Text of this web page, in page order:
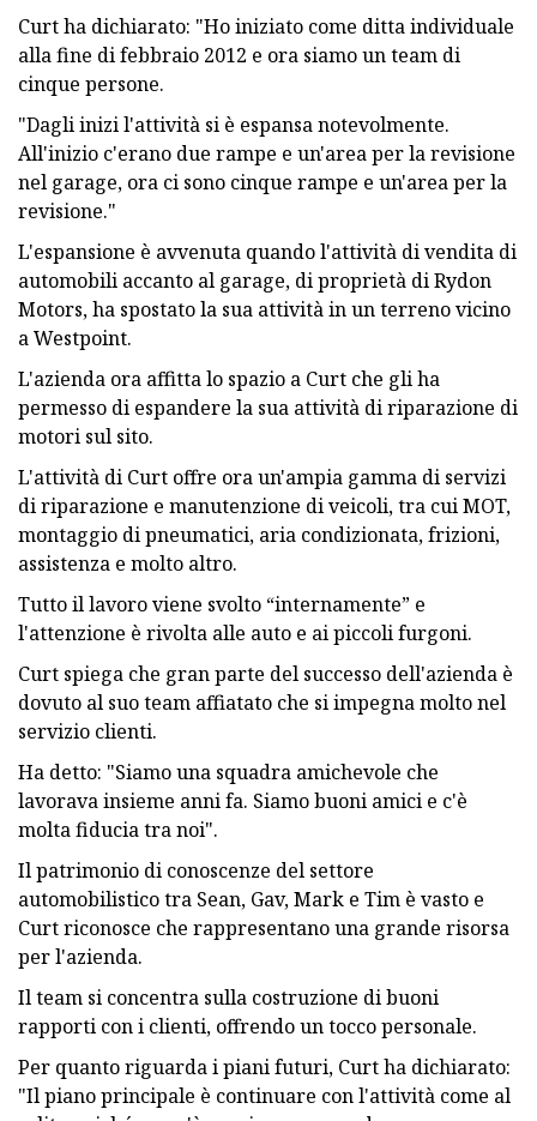
Curt ha dichiarato: "Ho iniziato come ditta individuale
alla fine di febbraio 2012 e ora siamo un team di
cinque persone.
"Dagli inizi l'attività si è espansa notevolmente.
All'inizio c'erano due rampe e un'area per la revisione
nel garage, ora ci sono cinque rampe e un'area per la
revisione."
L'espansione è avvenuta quando l'attività di vendita di
automobili accanto al garage, di proprietà di Rydon
Motors, ha spostato la sua attività in un terreno vicino
a Westpoint.
L'azienda ora affitta lo spazio a Curt che gli ha
permesso di espandere la sua attività di riparazione di
motori sul sito.
L'attività di Curt offre ora un'ampia gamma di servizi
di riparazione e manutenzione di veicoli, tra cui MOT,
montaggio di pneumatici, aria condizionata, frizioni,
assistenza e molto altro.
Tutto il lavoro viene svolto “internamente” e
l'attenzione è rivolta alle auto e ai piccoli furgoni.
Curt spiega che gran parte del successo dell'azienda è
dovuto al suo team affiatato che si impegna molto nel
servizio clienti.
Ha detto: "Siamo una squadra amichevole che
lavorava insieme anni fa. Siamo buoni amici e c'è
molta fiducia tra noi".
Il patrimonio di conoscenze del settore
automobilistico tra Sean, Gav, Mark e Tim è vasto e
Curt riconosce che rappresentano una grande risorsa
per l'azienda.
Il team si concentra sulla costruzione di buoni
rapporti con i clienti, offrendo un tocco personale.
Per quanto riguarda i piani futuri, Curt ha dichiarato:
"Il piano principale è continuare con l'attività come al